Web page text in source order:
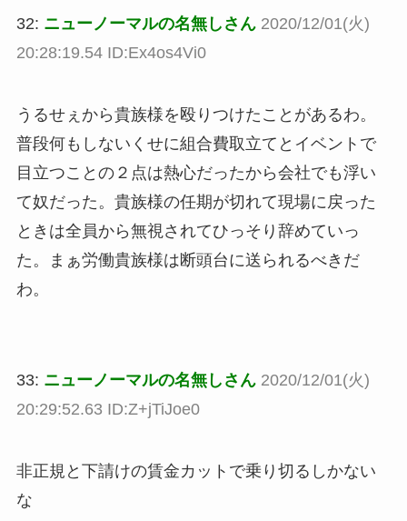
32: ニューノーマルの名無しさん 2020/12/01(火)
20:28:19.54 ID:Ex4os4Vi0
うるせぇから貴族様を殴りつけたことがあるわ。
普段何もしないくせに組合費取立てとイベントで
目立つことの２点は熱心だったから会社でも浮い
て奴だった。貴族様の任期が切れて現場に戻った
ときは全員から無視されてひっそり辞めていっ
た。まぁ労働貴族様は断頭台に送られるべきだ
わ。
33: ニューノーマルの名無しさん 2020/12/01(火)
20:29:52.63 ID:Z+jTiJoe0
非正規と下請けの賃金カットで乗り切るしかない
な